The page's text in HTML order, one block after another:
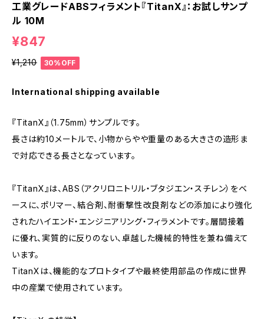
工業グレードABSフィラメント『TitanX』：お試しサンプ
ル 10M
¥847
¥1,210 30%OFF
International shipping available
『TitanX』（1.75mm）サンプルです。
長さは約10メートルで、小物からやや重量のある大きさの造形ま
で対応できる長さとなっています。
『TitanX』は、ABS（アクリロニトリル・ブタジエン・スチレン）をベ
ースに、ポリマー、結合剤、耐衝撃性改良剤などの添加により強化
されたハイエンド・エンジニアリング・フィラメントです。層間接着
に優れ、実質的に反りのない、卓越した機械的特性を兼ね備えて
います。
TitanXは、機能的なプロトタイプや最終使用部品の作成に世界
中の産業で使用されています。